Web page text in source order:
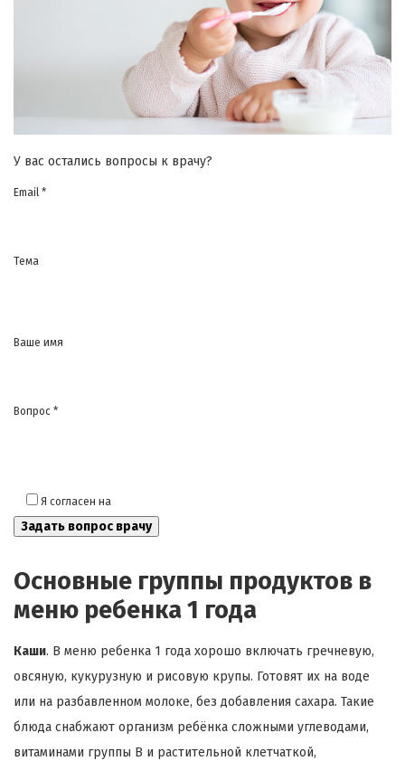
У вас остались вопросы к врачу?
Email *
Тема
Ваше имя
Вопрос *
Я согласен на
Основные группы продуктов в
меню ребенка 1 года
Каши. В меню ребенка 1 года хорошо включать гречневую,
овсяную, кукурузную и рисовую крупы. Готовят их на воде
или на разбавленном молоке, без добавления сахара. Такие
блюда снабжают организм ребёнка сложными углеводами,
витаминами группы B и растительной клетчаткой,